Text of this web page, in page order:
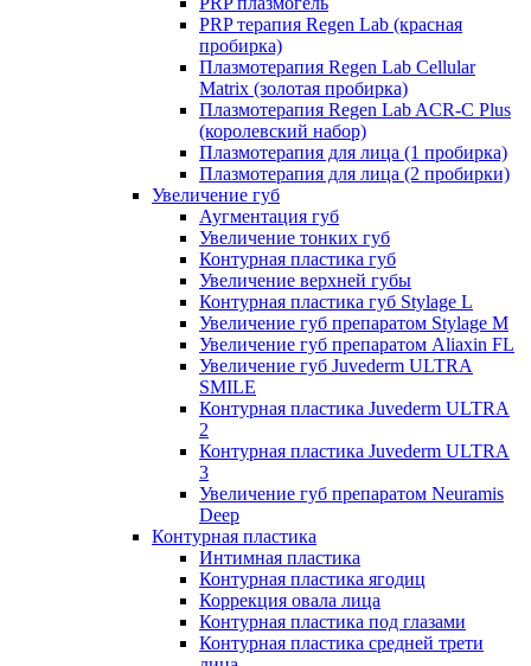
PRP терапия Regen Lab (красная
пробирка)
Плазмотерапия Regen Lab Cellular
Matrix (золотая пробирка)
Плазмотерапия Regen Lab ACR-C Plus
(королевский набор)
Плазмотерапия для лица (1 пробирка)
Плазмотерапия для лица (2 пробирки)
Увеличение губ
Аугментация губ
Увеличение тонких губ
Контурная пластика губ
Увеличение верхней губы
Контурная пластика губ Stylage L
Увеличение губ препаратом Stylage M
Увеличение губ препаратом Aliaxin FL
Увеличение губ Juvederm ULTRA
SMILE
Контурная пластика Juvederm ULTRA
2
Контурная пластика Juvederm ULTRA
3
Увеличение губ препаратом Neuramis
Deep
Контурная пластика
Интимная пластика
Контурная пластика ягодиц
Коррекция овала лица
Контурная пластика под глазами
Контурная пластика средней трети